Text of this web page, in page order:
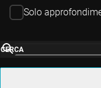
Solo
CERCA